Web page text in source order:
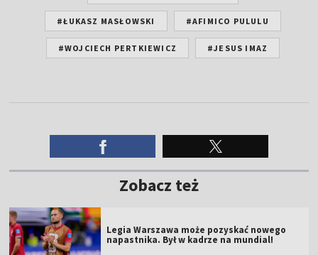
#ŁUKASZ MASŁOWSKI #AFIMICO PULULU
#WOJCIECH PERTKIEWICZ #JESUS IMAZ
Zobacz też
Legia Warszawa może pozyskać nowego
napastnika. Był w kadrze na mundial!